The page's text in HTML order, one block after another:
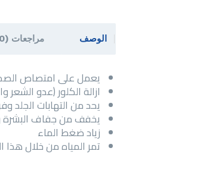
الوصف مراجعات (0)
يعمل على امتصاص الصدأ
ازالة الكلور (عدو الشعر
يحد من التهابات الجلد
يخفف من جفاف البشرة
زياد ضغط الماء
تمر المياه من خلال